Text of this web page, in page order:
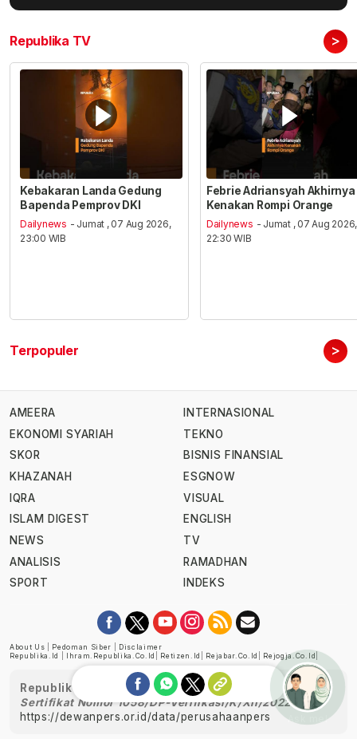
Republika TV >
Kebakaran Landa Gedung
Bapenda Pemprov DKI
Dailynews - Jumat , 07 Aug 2026,
23:00 WIB
Febrie Adriansyah Akhirnya
Kenakan Rompi Orange
Dailynews - Jumat , 07 Aug 2026,
22:30 WIB
Terpopuler >
AMEERA
EKONOMI SYARIAH
SKOR
KHAZANAH
IQRA
ISLAM DIGEST
NEWS
ANALISIS
SPORT
INTERNASIONAL
TEKNO
BISNIS FINANSIAL
ESGNOW
VISUAL
ENGLISH
TV
RAMADHAN
INDEKS
About Us Pedoman Siber
Disclaimer
Republika.id
Ihram.republika.co.id Retizen.id Rejabar.co.id Rejogja.co.id
Republika telah diverifikasi oleh Dewan Pers
Sertifikat Nomor 1058/DP-Verifikasi/K/XII/2022
https://dewanpers.or.id/data/perusahaanpers
Ask me!